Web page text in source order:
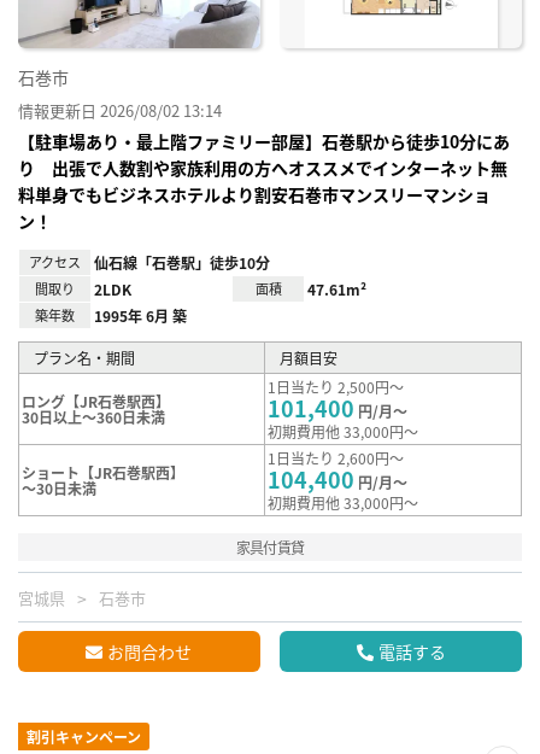
石巻市
情報更新日 2026/08/02 13:14
【駐車場あり・最上階ファミリー部屋】石巻駅から徒歩10分にあ
り 出張で人数割や家族利用の方へオススメでインターネット無
料単身でもビジネスホテルより割安石巻市マンスリーマンショ
ン！
アクセス 仙石線「石巻駅」徒歩10分
間取り 2LDK 面積 47.61m²
築年数 1995年 6月 築
プラン名・期間 月額目安
ロング【JR石巻駅西】
30日以上～360日未満
1日当たり 2,500円～
101,400 円/月～
初期費用他 33,000円～
ショート【JR石巻駅西】
～30日未満
1日当たり 2,600円～
104,400 円/月～
初期費用他 33,000円～
家具付賃貸
宮城県 石巻市
お問合わせ 電話する
割引キャンペーン